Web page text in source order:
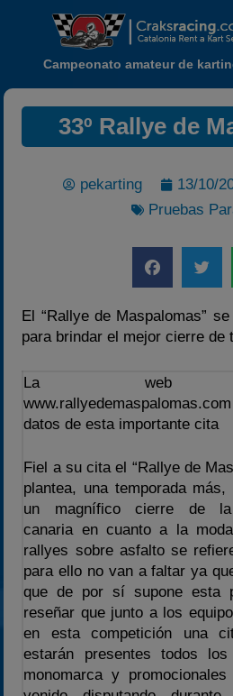
Campeonato amateur de
33º Rallye de
pekarting 13/10/
Pruebas
El “Rallye de Maspalomas”
para brindar el mejor cierre de
La web
datos de esta importante cita
Fiel a su cita el “Rallye de
plantea, una temporada más,
un magnífico cierre de la
canaria en cuanto a la
rallyes sobre asfalto se
para ello no van a faltar ya
que de por sí supone esta
reseñar que junto a los
en esta competición una
estarán presentes todos los
monomarca y